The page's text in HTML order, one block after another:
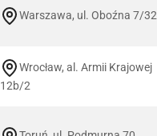
Warszawa, ul. Oboźna 7/32
Wrocław, al. Armii Krajowej
12b/2